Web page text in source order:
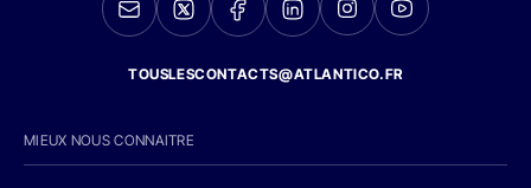
TOUSLESCONTACTS@ATLANTICO.FR
MIEUX NOUS CONNAITRE